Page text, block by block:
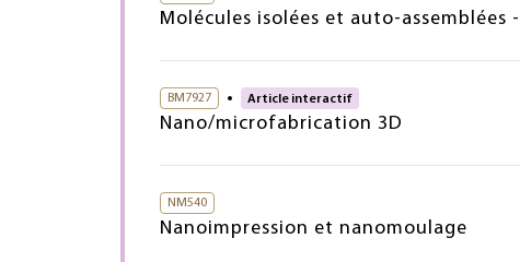
Molécules isolées et auto-
BM7927 Article interactif
Nano/microfabrication 3D
NM540
Nanoimpression et nanomoulage